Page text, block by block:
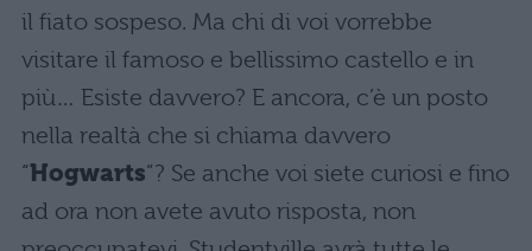
il fiato sospeso. Ma chi di voi vorrebbe
visitare il famoso e bellissimo castello e in
più… Esiste davvero? E ancora, c’è un posto
nella realtà che si chiama davvero
“Hogwarts”? Se anche voi siete curiosi e fino
ad ora non avete avuto risposta, non